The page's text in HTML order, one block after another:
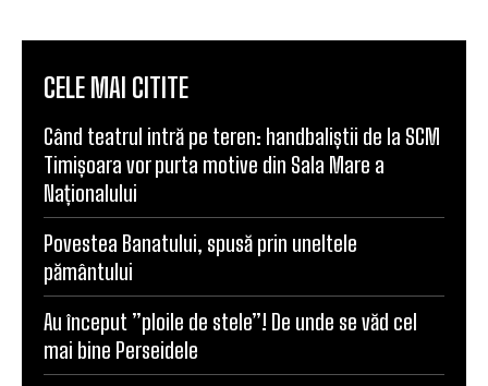
CELE MAI CITITE
Când teatrul intră pe teren: handbaliștii de la SCM
Timișoara vor purta motive din Sala Mare a
Naționalului
Povestea Banatului, spusă prin uneltele
pământului
Au început ”ploile de stele”! De unde se văd cel
mai bine Perseidele